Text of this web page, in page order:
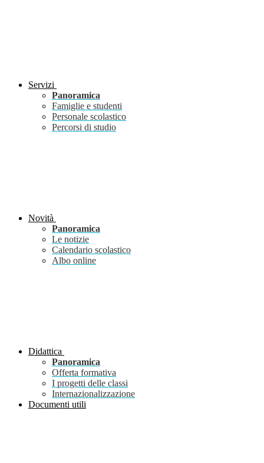
Servizi
Panoramica
Famiglie e studenti
Personale scolastico
Percorsi di studio
Novità
Panoramica
Le notizie
Calendario scolastico
Albo online
Didattica
Panoramica
Offerta formativa
I progetti delle classi
Internazionalizzazione
Documenti utili